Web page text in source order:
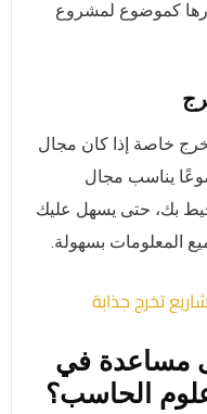
كموضوع لمشروع
خاصة إذا كان مجال
يناسب مجال
بك، حتى يسهل عليك
المعلومات بسهولة.
تخرج جذابة
مساعدة في
الحاسب؟